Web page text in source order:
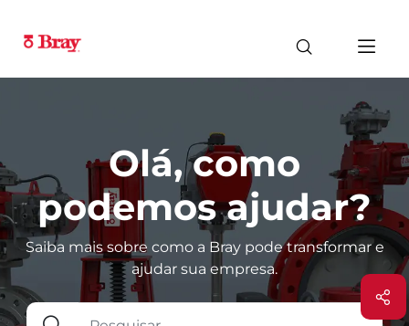
Olá, como
podemos ajudar?
Saiba mais sobre como a Bray pode transformar e
ajudar sua empresa.